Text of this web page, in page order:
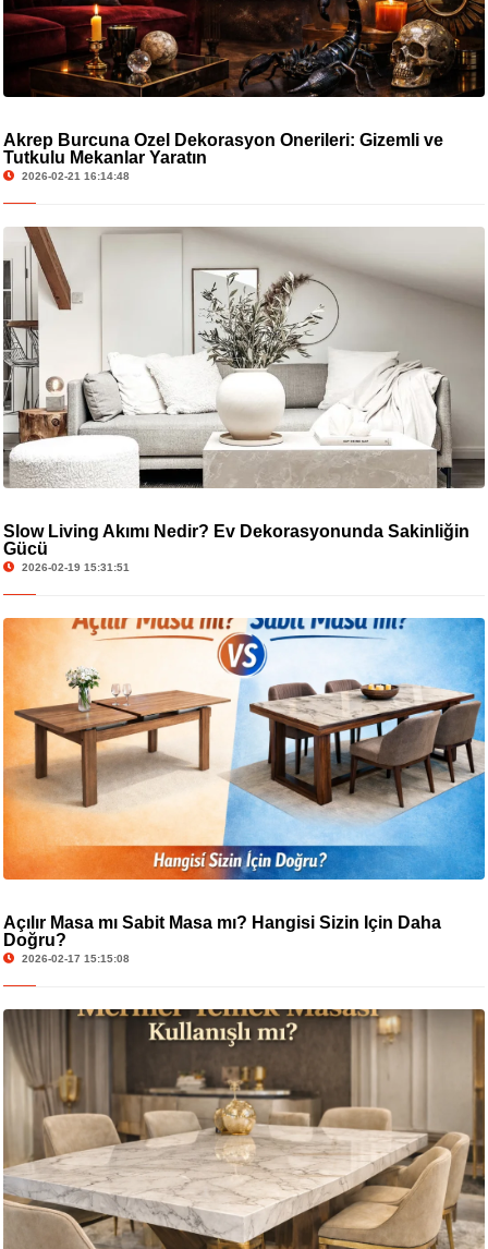
Akrep Burcuna Özel Dekorasyon Önerileri: Gizemli ve
Tutkulu Mekanlar Yaratın
2026-02-21 16:14:48
Slow Living Akımı Nedir? Ev Dekorasyonunda Sakinliğin
Gücü
2026-02-19 15:31:51
Açılır Masa mı Sabit Masa mı? Hangisi Sizin İçin Daha
Doğru?
2026-02-17 15:15:08